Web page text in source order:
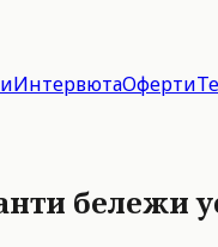
ИнтервютаОферти
бележи